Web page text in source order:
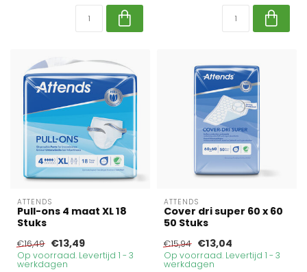
ATTENDS
Pull-ons 4 maat XL 18
Stuks
€16,49 €13,49
Op voorraad. Levertijd 1 - 3
werkdagen
ATTENDS
Cover dri super 60 x 60
50 Stuks
€15,94 €13,04
Op voorraad. Levertijd 1 - 3
werkdagen